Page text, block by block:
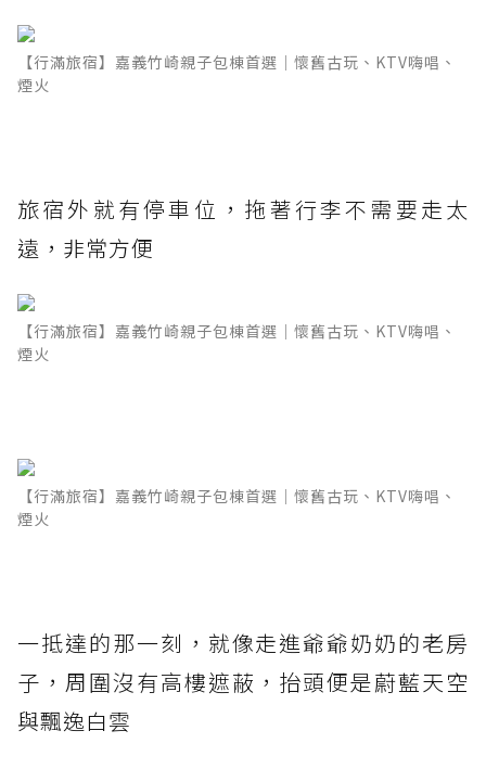
【行滿旅宿】嘉義竹崎親子包棟首選｜懷舊古玩、KTV嗨唱、
煙火
旅宿外就有停車位，拖著行李不需要走太
遠，非常方便
【行滿旅宿】嘉義竹崎親子包棟首選｜懷舊古玩、KTV嗨唱、
煙火
【行滿旅宿】嘉義竹崎親子包棟首選｜懷舊古玩、KTV嗨唱、
煙火
一抵達的那一刻，就像走進爺爺奶奶的老房
子，周圍沒有高樓遮蔽，抬頭便是蔚藍天空
與飄逸白雲